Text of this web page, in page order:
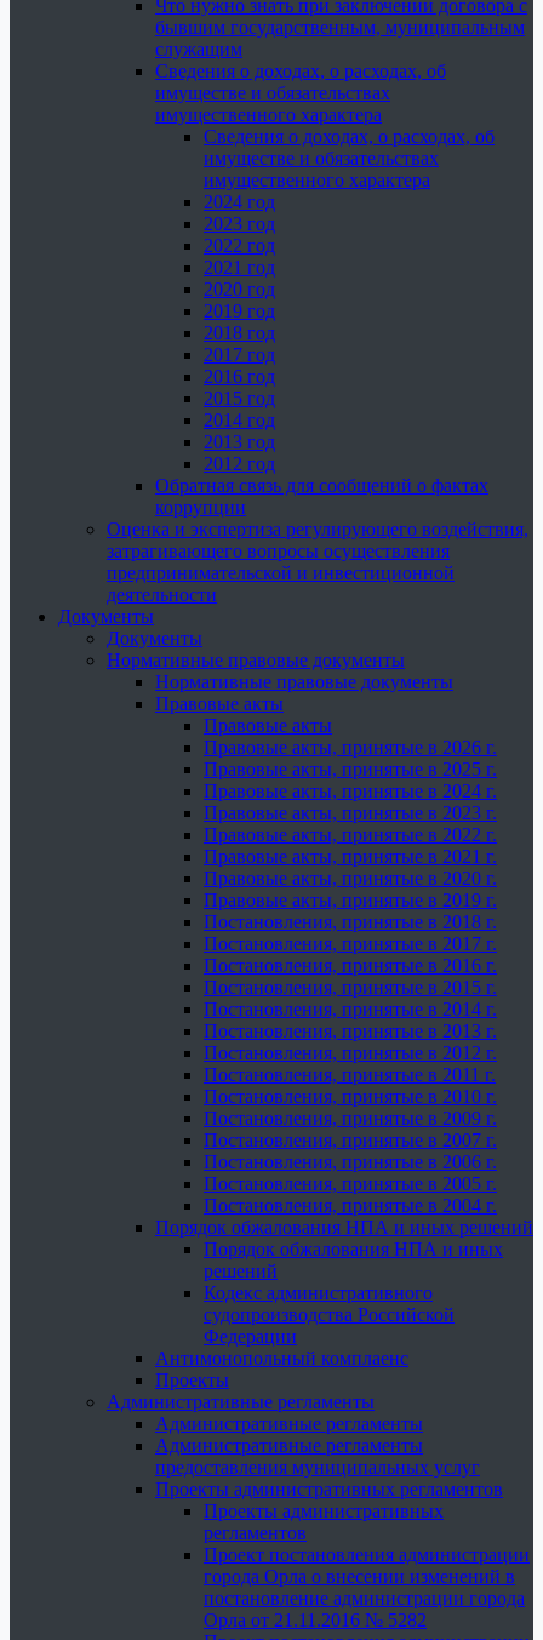
Что нужно знать при заключении договора с
бывшим государственным, муниципальным
служащим
Сведения о доходах, о расходах, об
имуществе и обязательствах
имущественного характера
Сведения о доходах, о расходах, об
имуществе и обязательствах
имущественного характера
2024 год
2023 год
2022 год
2021 год
2020 год
2019 год
2018 год
2017 год
2016 год
2015 год
2014 год
2013 год
2012 год
Обратная связь для сообщений о фактах
коррупции
Оценка и экспертиза регулирующего воздействия,
затрагивающего вопросы осуществления
предпринимательской и инвестиционной
деятельности
Документы
Документы
Нормативные правовые документы
Нормативные правовые документы
Правовые акты
Правовые акты
Правовые акты, принятые в 2026 г.
Правовые акты, принятые в 2025 г.
Правовые акты, принятые в 2024 г.
Правовые акты, принятые в 2023 г.
Правовые акты, принятые в 2022 г.
Правовые акты, принятые в 2021 г.
Правовые акты, принятые в 2020 г.
Правовые акты, принятые в 2019 г.
Постановления, принятые в 2018 г.
Постановления, принятые в 2017 г.
Постановления, принятые в 2016 г.
Постановления, принятые в 2015 г.
Постановления, принятые в 2014 г.
Постановления, принятые в 2013 г.
Постановления, принятые в 2012 г.
Постановления, принятые в 2011 г.
Постановления, принятые в 2010 г.
Постановления, принятые в 2009 г.
Постановления, принятые в 2007 г.
Постановления, принятые в 2006 г.
Постановления, принятые в 2005 г.
Постановления, принятые в 2004 г.
Порядок обжалования НПА и иных решений
Порядок обжалования НПА и иных
решений
Кодекс административного
судопроизводства Российской
Федерации
Антимонопольный комплаенс
Проекты
Административные регламенты
Административные регламенты
Административные регламенты
предоставления муниципальных услуг
Проекты административных регламентов
Проекты административных
регламентов
Проект постановления администрации
города Орла о внесении изменений в
постановление администрации города
Орла от 21.11.2016 № 5282